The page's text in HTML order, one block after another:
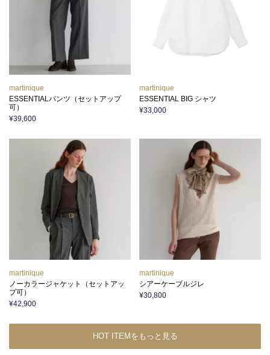
martinique
ESSENTIALパンツ（セットアップ
可）
¥39,600
martinique
ESSENTIAL BIG シャツ
¥33,000
martinique
ノーカラージャケット（セットアッ
プ可）
¥42,900
martinique
シアーケーブルジレ
¥30,800
HOT ITEMをもっと見る